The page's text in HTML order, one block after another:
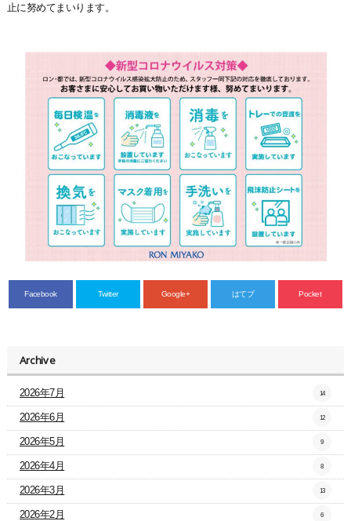
止に努めてまいります。
Facebook Twitter Google+ はてブ Pocket
Archive
2026年7月 14
2026年6月 12
2026年5月 9
2026年4月 8
2026年3月 13
2026年2月 6